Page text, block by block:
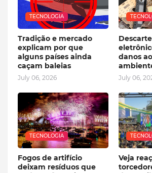
TECNOLOGIA
Tradição e mercado
explicam por que
alguns países ainda
caçam baleias
July 06, 2026
danos
July 06,
TECNOLOGIA
Fogos de artifício
deixam resíduos que
Veja